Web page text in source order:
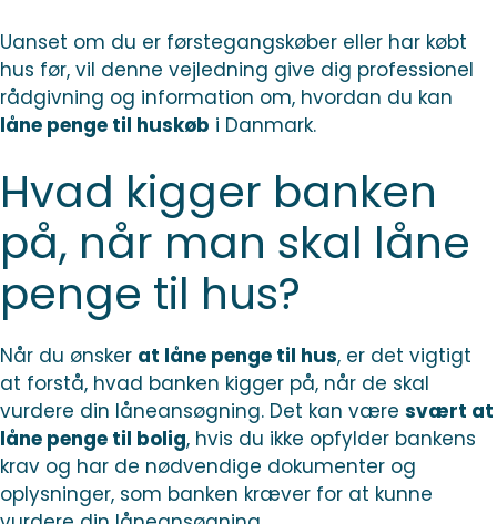
Uanset om du er førstegangskøber eller har købt
hus før, vil denne vejledning give dig professionel
rådgivning og information om, hvordan du kan
låne penge til huskøb i Danmark.
Hvad kigger banken
på, når man skal låne
penge til hus?
Når du ønsker at låne penge til hus, er det vigtigt
at forstå, hvad banken kigger på, når de skal
vurdere din låneansøgning. Det kan være svært at
låne penge til bolig, hvis du ikke opfylder bankens
krav og har de nødvendige dokumenter og
oplysninger, som banken kræver for at kunne